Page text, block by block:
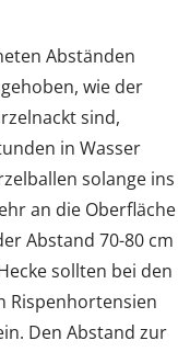
Abständen
wie der
sind,
in Wasser
solange ins
an die Oberfläche
Abstand 70-80 cm
sollten bei den
Rispenhortensien
Den Abstand zur